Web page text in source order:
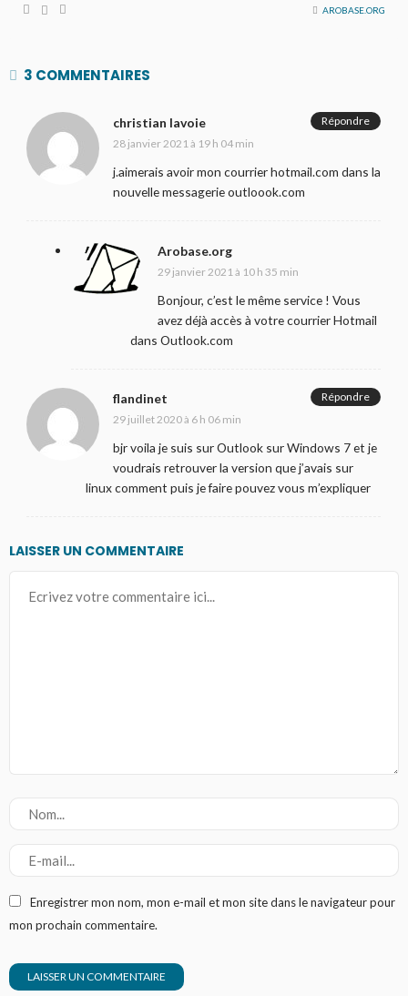
AROBASE.ORG
3 COMMENTAIRES
christian lavoie
28 janvier 2021 à 19 h 04 min
j.aimerais avoir mon courrier hotmail.com dans la
nouvelle messagerie outloook.com
Répondre
Arobase.org
29 janvier 2021 à 10 h 35 min
Bonjour, c’est le même service ! Vous
avez déjà accès à votre courrier Hotmail
dans Outlook.com
flandinet
29 juillet 2020 à 6 h 06 min
bjr voila je suis sur Outlook sur Windows 7 et je
voudrais retrouver la version que j’avais sur
linux comment puis je faire pouvez vous m’expliquer
Répondre
LAISSER UN COMMENTAIRE
Enregistrer mon nom, mon e-mail et mon site dans le navigateur pour
mon prochain commentaire.